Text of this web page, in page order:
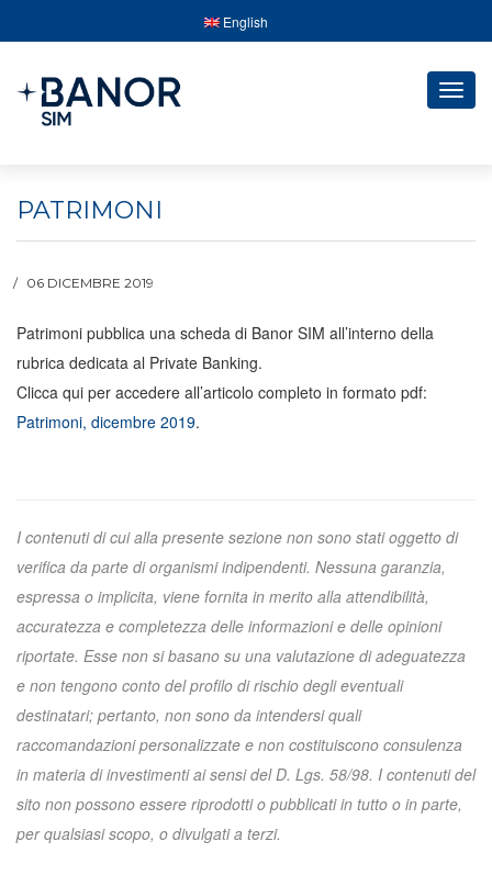
English
PATRIMONI
06 DICEMBRE 2019
Patrimoni pubblica una scheda di Banor SIM all’interno della
rubrica dedicata al Private Banking.
Clicca qui per accedere all’articolo completo in formato pdf:
Patrimoni, dicembre 2019.
I contenuti di cui alla presente sezione non sono stati oggetto di
verifica da parte di organismi indipendenti. Nessuna garanzia,
espressa o implicita, viene fornita in merito alla attendibilità,
accuratezza e completezza delle informazioni e delle opinioni
riportate. Esse non si basano su una valutazione di adeguatezza
e non tengono conto del profilo di rischio degli eventuali
destinatari; pertanto, non sono da intendersi quali
raccomandazioni personalizzate e non costituiscono consulenza
in materia di investimenti ai sensi del D. Lgs. 58/98. I contenuti del
sito non possono essere riprodotti o pubblicati in tutto o in parte,
per qualsiasi scopo, o divulgati a terzi.